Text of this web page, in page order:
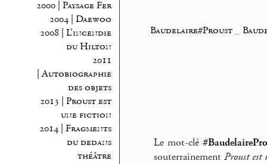
2000 | Paysage Fer
2004 | Daewoo
2008 | L’incendie
du Hilton
2011
| Autobiographie
des objets
2013 | Proust est
une fiction
2014 | Fragments
du dedans
théâtre
Baudelaire#Proust_
Le mot-clé
souterrainement Proust est